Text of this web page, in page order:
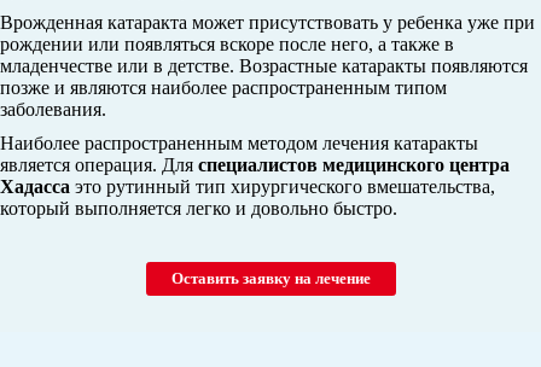
Врожденная катаракта может присутствовать у ребенка уже при
рождении или появляться вскоре после него, а также в
младенчестве или в детстве. Возрастные катаракты появляются
позже и являются наиболее распространенным типом
заболевания.
Наиболее распространенным методом лечения катаракты
является операция. Для специалистов медицинского центра
Хадасса это рутинный тип хирургического вмешательства,
который выполняется легко и довольно быстро.
Оставить заявку на лечение